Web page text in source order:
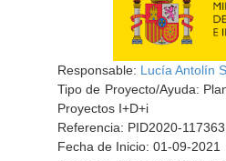
Responsable: Lucía Antolín
Tipo de Proyecto/Ayuda:
Proyectos I+D+i
Referencia: PID2020-
Fecha de Inicio: 01-09-2021